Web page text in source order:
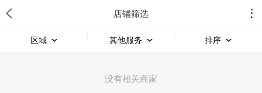
店铺筛选
区域 其他服务 排序
没有相关商家